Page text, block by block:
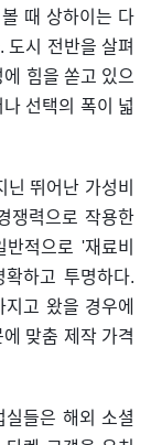
때 상하이는 다
도시 전반을 살펴
힘을 쏟고 있으
선택의 폭이 넓
뛰어난 가성비
쟁력으로 작용한
적으로 '재료비
하고 투명하다.
고 왔을 경우에
맞춤 제작 가격
들은 해외 소셜